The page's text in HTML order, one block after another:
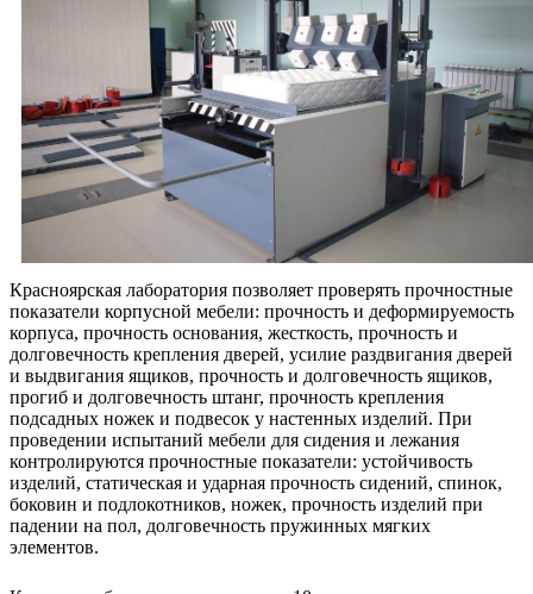
Красноярская лаборатория позволяет проверять прочностные
показатели корпусной мебели: прочность и деформируемость
корпуса, прочность основания, жесткость, прочность и
долговечность крепления дверей, усилие раздвигания дверей
и выдвигания ящиков, прочность и долговечность ящиков,
прогиб и долговечность штанг, прочность крепления
подсадных ножек и подвесок у настенных изделий. При
проведении испытаний мебели для сидения и лежания
контролируются прочностные показатели: устойчивость
изделий, статическая и ударная прочность сидений, спинок,
боковин и подлокотников, ножек, прочность изделий при
падении на пол, долговечность пружинных мягких
элементов.